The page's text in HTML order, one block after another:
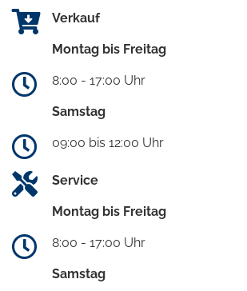
Verkauf
Montag bis Freitag
8:00 - 17:00 Uhr
Samstag
09:00 bis 12:00 Uhr
Service
Montag bis Freitag
8:00 - 17:00 Uhr
Samstag